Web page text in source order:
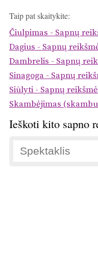
Taip pat skaitykite:
Čiulpimas - Sapnų
Dagius - Sapnų
Dambrelis - Sapnų
Sinagoga - Sapnų
Siūlyti - Sapnų
Skambėjimas
Ieškoti kito sapno